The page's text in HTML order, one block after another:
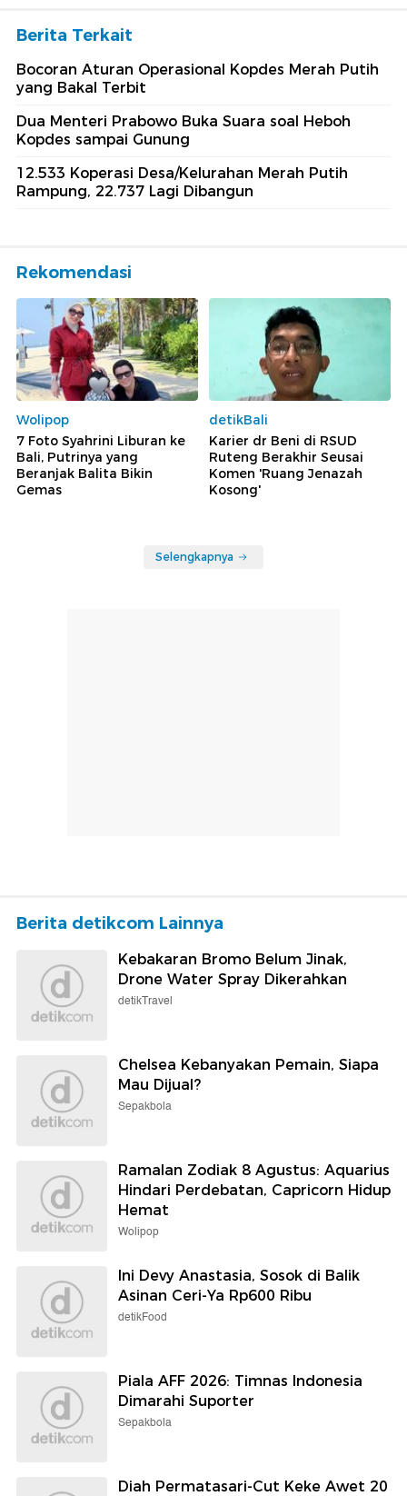
Berita Terkait
Bocoran Aturan Operasional Kopdes Merah Putih
yang Bakal Terbit
Dua Menteri Prabowo Buka Suara soal Heboh
Kopdes sampai Gunung
12.533 Koperasi Desa/Kelurahan Merah Putih
Rampung, 22.737 Lagi Dibangun
Rekomendasi
Wolipop
7 Foto Syahrini Liburan ke
Bali, Putrinya yang
Beranjak Balita Bikin
Gemas
detikBali
Karier dr Beni di RSUD
Ruteng Berakhir Seusai
Komen 'Ruang Jenazah
Kosong'
Selengkapnya
Berita detikcom Lainnya
Kebakaran Bromo Belum Jinak,
Drone Water Spray Dikerahkan
detikTravel
Chelsea Kebanyakan Pemain, Siapa
Mau Dijual?
Sepakbola
Ramalan Zodiak 8 Agustus: Aquarius
Hindari Perdebatan, Capricorn Hidup
Hemat
Wolipop
Ini Devy Anastasia, Sosok di Balik
Asinan Ceri-Ya Rp600 Ribu
detikFood
Piala AFF 2026: Timnas Indonesia
Dimarahi Suporter
Sepakbola
Diah Permatasari-Cut Keke Awet 20